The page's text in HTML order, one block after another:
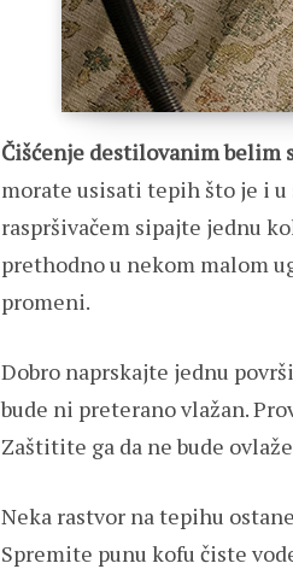
Čišćenje destilovanim
morate usisati tepih što je i u
raspršivačem sipajte jednu
prethodno u nekom malom
promeni.
Dobro naprskajte jednu
bude ni preterano vlažan.
Zaštitite ga da ne bude
Neka rastvor na tepihu
Spremite punu kofu čiste